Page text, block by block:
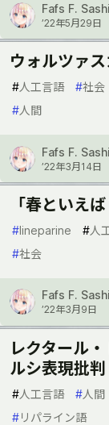
Fafs F.
’22年5月29日
ウォルツァ
#人工言語 #社会
#人間
Fafs F.
’22年3月14日
「春といえ
#lineparine #人
#社会
Fafs F.
’22年3月9日
レクタール
ルシ表現批判
#人工言語 #人間
#リパライン語